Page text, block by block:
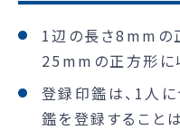
1辺の長さ8mmの
25mmの正方形に
登録印鑑は、1人に
鑑を登録することは